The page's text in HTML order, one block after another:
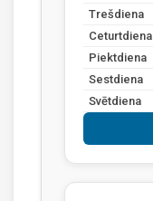
Trešdiena
Ceturtdiena
Piektdiena
Sestdiena
Svētdiena